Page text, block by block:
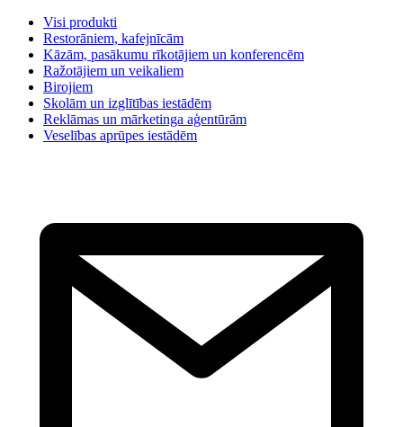
Visi produkti
Restorāniem, kafejnīcām
Kāzām, pasākumu rīkotājiem un konferencēm
Ražotājiem un veikaliem
Birojiem
Skolām un izglītības iestādēm
Reklāmas un mārketinga aģentūrām
Veselības aprūpes iestādēm